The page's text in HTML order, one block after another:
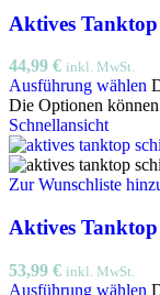
Aktives
44,99 € inkl. MwSt.
Ausführung wählen
Die Optionen
Schnellansicht
Zur Wunschliste
Aktives Tanktop
53,99 € inkl. MwSt.
Ausführung wählen